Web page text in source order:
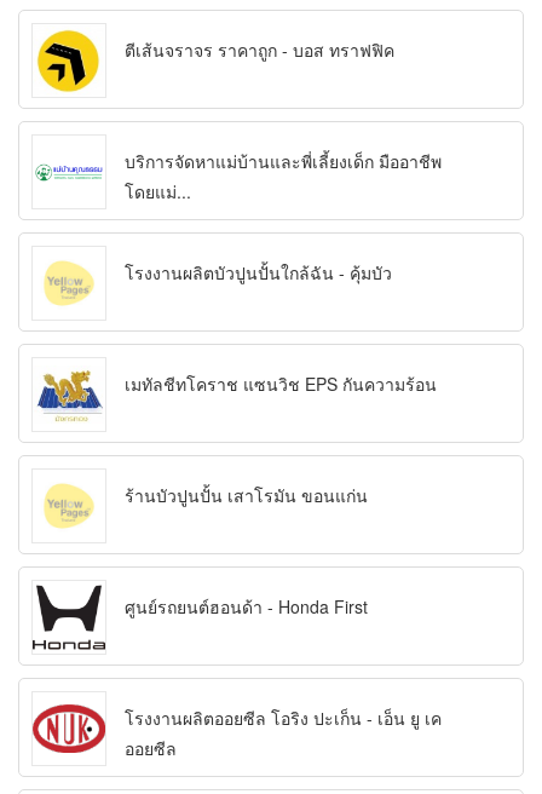
ตีเส้นจราจร ราคาถูก - บอส ทราฟฟิค
บริการจัดหาแม่บ้านและพี่เลี้ยงเด็ก มืออาชีพ
โดยแม่...
โรงงานผลิตบัวปูนปั้นใกล้ฉัน - คุ้มบัว
เมทัลชีทโคราช แซนวิช EPS กันความร้อน
ร้านบัวปูนปั้น เสาโรมัน ขอนแก่น
ศูนย์รถยนต์ฮอนด้า - Honda First
โรงงานผลิตออยซีล โอริง ปะเก็น - เอ็น ยู เค
ออยซีล